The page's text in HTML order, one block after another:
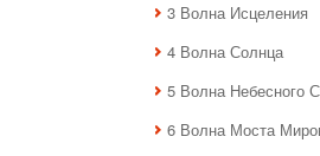
3 Волна Исцеления
4 Волна Солнца
5 Волна Небесного
6 Волна Моста